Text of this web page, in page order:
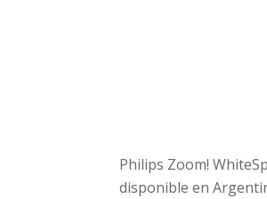
Philips Zoom!
disponible en